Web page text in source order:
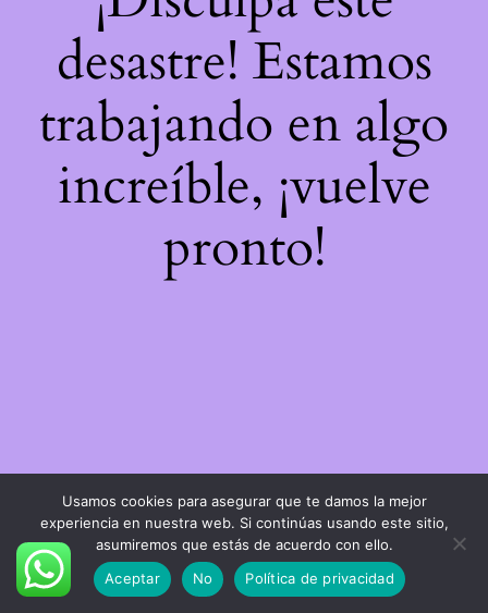
desastre! Estamos
trabajando en algo
increíble, ¡vuelve
pronto!
Usamos cookies para asegurar que te damos la mejor
experiencia en nuestra web. Si continúas usando este sitio,
asumiremos que estás de acuerdo con ello.
Aceptar
No Política de privacidad